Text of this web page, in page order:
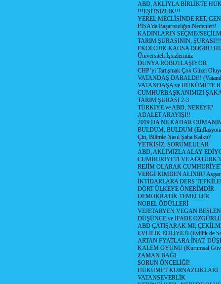
ABD, AKLIYLA BİRLİKTE
!!!EŞİTSİZLİK!!!
YEREL MECLİSİNDE RET,
PİSA'da Başarısızlığın Nedenleri!
KADINLARIN SEÇME//
TARIM ŞURASININ, ŞURASI!!!
EKOLOJİK KAOSA DOĞRU
Üniversiteli İşsizlerimiz
DÜNYA ROBOTLAŞIYOR
CHP’yi Tartışmak Çok Güzel
VATANDAŞ DARALDI!!
VATANDAŞA ve HÜKÜMETE
CUMHURBAŞKANIMIZI
TARIM ŞURASI 2-3
TÜRKİYE ve ABD, NEREYE?
ADALET ARAYIŞI!!
2019 DA NE KADAR
BULDUM, BULDUM
Çin, Bilimle Nasıl Şaha Kalktı?
YETKİSİZ, SORUMLULAR
ABD, AKLIMIZLA ALAY
CUMHURİYETİ VE
REJİM OLARAK
VERGİ KİMDEN ALINIR?
İKTİDARLARA DERS
DÖRT ÜLKEYE ÖNERİMDİR
DEMOKRATİK TEMELLER
NOBEL ÖDÜLLERİ
VEJETARYEN VEGAN
DÜŞÜNCE ve İFADE
ABD ÇATIŞARAK MI,
EVLİLİK EHLİYETİ (Evlilik de
ARTAN FYATLARA İNAT,
KALEM OYUNU (Kurumsal
ZAMAN BAĞI
SORUN ÖNCELİĞİ!
HÜKÜMET KURNAZLIKLARI
VATANSEVERLİK